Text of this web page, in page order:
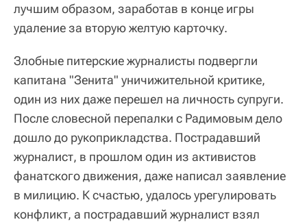
лучшим образом, заработав в конце игры
удаление за вторую желтую карточку.
Злобные питерские журналисты подвергли
капитана "Зенита" уничижительной критике,
один из них даже перешел на личность супруги.
После словесной перепалки с Радимовым дело
дошло до рукоприкладства. Пострадавший
журналист, в прошлом один из активистов
фанатского движения, даже написал заявление
в милицию. К счастью, удалось урегулировать
конфликт, а пострадавший журналист взял